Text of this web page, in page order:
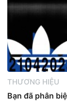
THƯƠNG HIỆU
Bạn đã phân